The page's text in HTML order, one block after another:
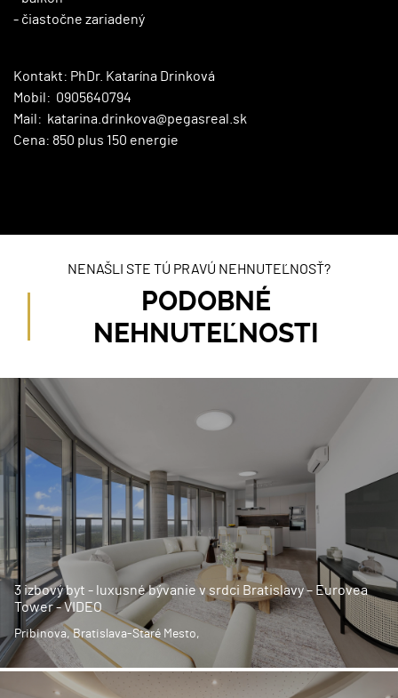
- čiastočne zariadený
Kontakt: PhDr. Katarína Drinková
Mobil: 0905640794
Mail: katarina.drinkova@pegasreal.sk
Cena: 850 plus 150 energie
NENAŠLI STE TÚ PRAVÚ NEHNUTEĽNOSŤ?
PODOBNÉ
NEHNUTEĽNOSTI
3 izbový byt - luxusné bývanie v srdci Bratislavy – Eurovea
Tower - VIDEO
Pribinova, Bratislava-Staré Mesto,